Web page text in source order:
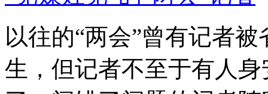
以往的“两会”曾有记者
生，但记者不至于有人